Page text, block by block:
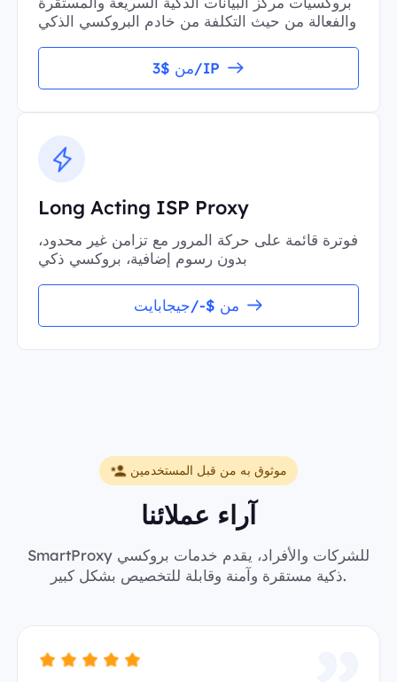
والفعالة من حيث التكلفة من خادم البروكسي الذكي
من $3/IP
Long Acting ISP Proxy
فوترة قائمة على حركة المرور مع تزامن غير محدود،
بدون رسوم إضافية، بروكسي ذكي
من $-/جيجابايت
موثوق به من قبل المستخدمين
آراء عملائنا
SmartProxy للشركات والأفراد، يقدم خدمات بروكسي
ذكية مستقرة وآمنة وقابلة للتخصيص بشكل كبير.